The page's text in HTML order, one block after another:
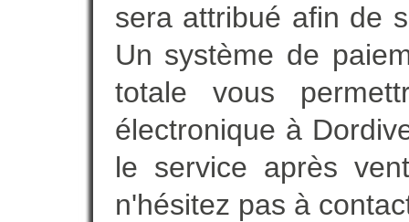
sera attribué afin de
Un système de
totale vous
électronique à
le service après
n'hésitez pas à